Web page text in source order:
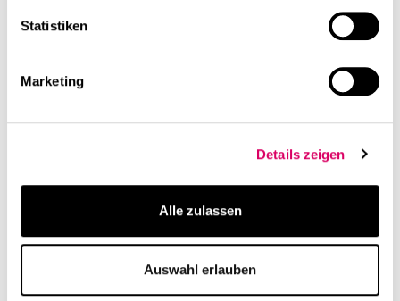
Statistiken
Marketing
Details zeigen
Alle zulassen
Auswahl erlauben